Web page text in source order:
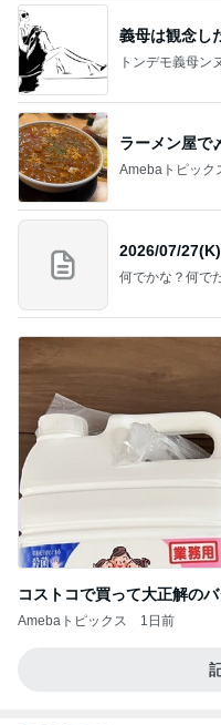
義母は観念し
トンデモ義母ン
ラーメン屋で
Amebaトピック
2026/07/
何でかな？何で
コストコで買って大正解の
Amebaトピックス 1日前